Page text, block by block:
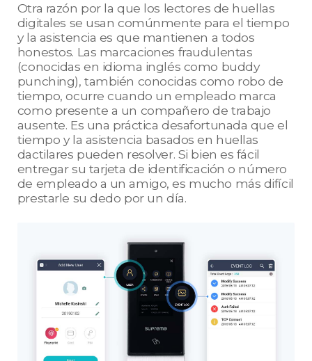
Otra razón por la que los lectores de huellas
digitales se usan comúnmente para el tiempo
y la asistencia es que mantienen a todos
honestos. Las marcaciones fraudulentas
(conocidas en idioma inglés como buddy
punching), también conocidas como robo de
tiempo, ocurre cuando un empleado marca
como presente a un compañero de trabajo
ausente. Es una práctica desafortunada que el
tiempo y la asistencia basados en huellas
dactilares pueden resolver. Si bien es fácil
entregar su tarjeta de identificación o número
de empleado a un amigo, es mucho más difícil
prestarle su dedo por un día.